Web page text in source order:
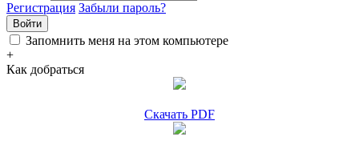
Регистрация Забыли пароль?
Войти
Запомнить меня на этом компьютере
+
Как добраться
Скачать PDF